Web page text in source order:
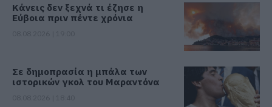
Κάνεις δεν ξεχνά τι έζησε η
Εύβοια πριν πέντε χρόνια
Σε δημοπρασία η μπάλα των
ιστορικών γκολ του Μαραντόνα